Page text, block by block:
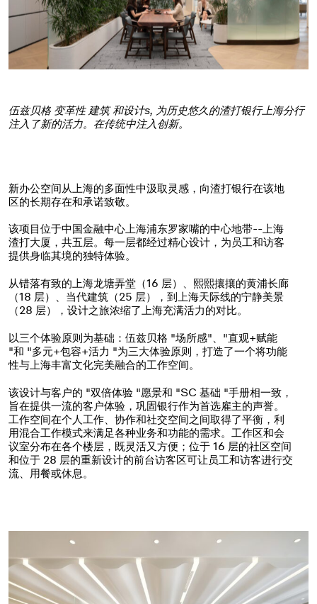
伍兹贝格 变革性 建筑和设计s, 为历史悠久的渣打银行上海分行
注入了新的活力。 在传统中注入创新。
新办公空间从上海的多面性中汲取灵感，向渣打银行在该地
区的长期存在和承诺致敬。
该项目位于中国金融中心上海浦东罗家嘴的中心地带--上海
渣打大厦，共五层。每一层都经过精心设计，为员工和访客
提供身临其境的独特体验。
从错落有致的上海龙塘弄堂（16 层）、熙熙攘攘的黄浦长廊
（18 层）、当代建筑（25 层），到上海天际线的宁静美景
（28 层），设计之旅浓缩了上海充满活力的对比。
以三个体验原则为基础：伍兹贝格 "场所感"、"直观+赋能
"和 "多元+包容+活力 "为三大体验原则，打造了一个将功能
性与上海丰富文化完美融合的工作空间。
该设计与客户的 "双倍体验 "愿景和 "SC 基础 "手册相一致，
旨在提供一流的客户体验，巩固银行作为首选雇主的声誉。
工作空间在个人工作、协作和社交空间之间取得了平衡，利
用混合工作模式来满足各种业务和功能的需求。工作区和会
议室分布在各个楼层，既灵活又方便；位于 16 层的社区空间
和位于 28 层的重新设计的前台访客区可让员工和访客进行交
流、用餐或休息。